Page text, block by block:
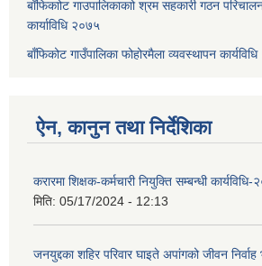
बाँफिकाोट गाउपालिकाकाो श्रम सहकारी गठन
कार्याविधि २०७५
बाँफिकोट गाउँपालिका फोहोरमैला व्यवस्थापन
ऐन, कानुन तथा निर्देशिका
करारमा शिक्षक-कर्मचारी नियुक्ति सम्बन्धी कार्यविधि-
मिति: 05/17/2024 - 12:13
जनयुद्दका शहिर परिवार घाइते अपांगको जीवन